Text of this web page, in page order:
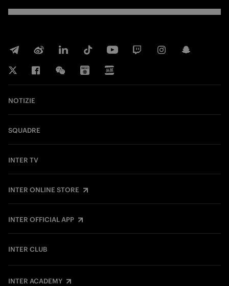
NOTIZIE
SQUADRE
INTER TV
INTER ONLINE STORE
INTER OFFICIAL APP
INTER CLUB
INTER ACADEMY